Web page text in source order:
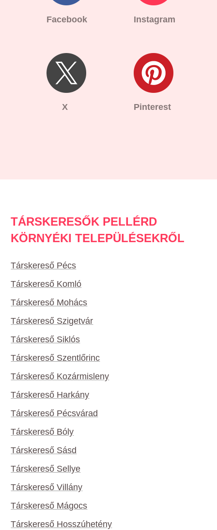
Facebook Instagram
X Pinterest
TÁRSKERESŐK PELLÉRD
KÖRNYÉKI TELEPÜLÉSEKRŐL
Társkereső Pécs
Társkereső Komló
Társkereső Mohács
Társkereső Szigetvár
Társkereső Siklós
Társkereső Szentlőrinc
Társkereső Kozármisleny
Társkereső Harkány
Társkereső Pécsvárad
Társkereső Bóly
Társkereső Sásd
Társkereső Sellye
Társkereső Villány
Társkereső Mágocs
Társkereső Hosszúhetény